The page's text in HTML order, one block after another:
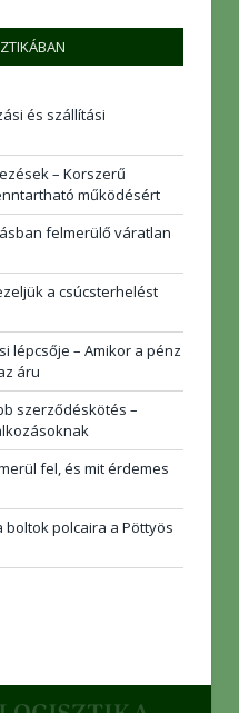
és szállítási
– Korszerű
működésért
felmerülő váratlan
a csúcsterhelést
lépcsője – Amikor a pénz
áru
szerződéskötés –
fel, és mit érdemes
boltok polcaira a Pöttyös